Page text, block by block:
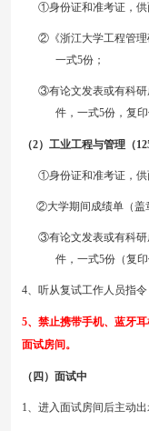
①身份证和准考证 ， 供
②《浙江大学工程管理
一式5份 ；
③有论文发表或有科研
件，一式5份，复
（2）工业工程与管理（
①身份证和准考证，供
②大学期间成绩单（盖
③有论文发表或有科研
件，一式5份（复
4、听从复试工作人员指
5、禁止携带手机、蓝牙
面试房间。
（四）面试中
1、进入面试房间后主动